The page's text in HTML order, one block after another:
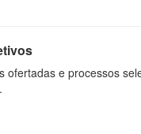
ofertadas e processos